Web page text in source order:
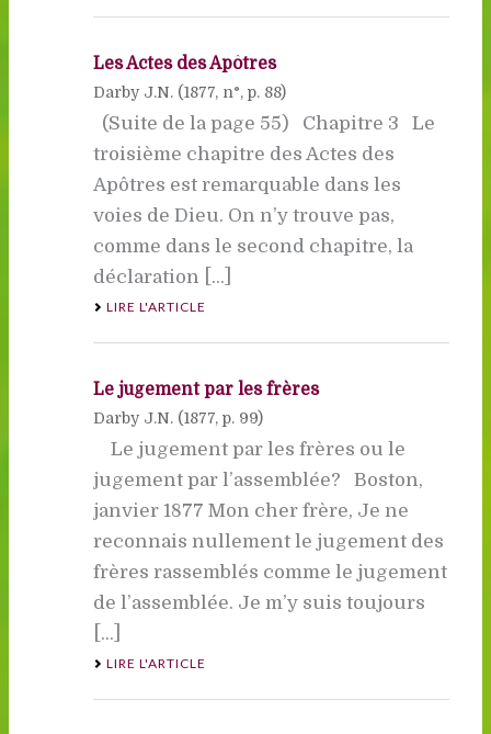
Les Actes des Apôtres
Darby J.N. (1877, n°, p. 88)
(Suite de la page 55) Chapitre 3 Le
troisième chapitre des Actes des
Apôtres est remarquable dans les
voies de Dieu. On n’y trouve pas,
comme dans le second chapitre, la
déclaration [...]
LIRE L'ARTICLE
Le jugement par les frères
Darby J.N. (1877, p. 99)
Le jugement par les frères ou le
jugement par l’assemblée? Boston,
janvier 1877 Mon cher frère, Je ne
reconnais nullement le jugement des
frères rassemblés comme le jugement
de l’assemblée. Je m’y suis toujours
[...]
LIRE L'ARTICLE